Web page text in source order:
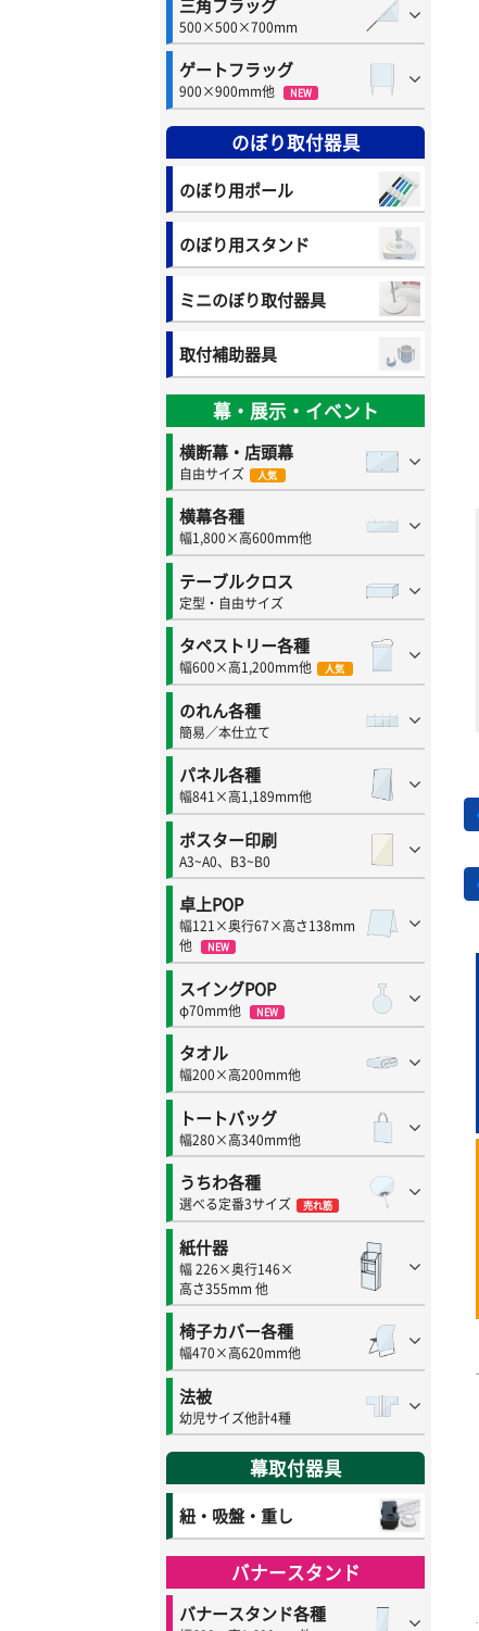
三角フラッグ
500×500×700mm
ゲートフラッグ
900×900mm他 NEW
のぼり取付器具
のぼり用ポール
のぼり用スタンド
ミニのぼり取付器具
取付補助器具
幕・展示・イベント
横断幕・店頭幕
自由サイズ 人気
横幕各種
幅1,800×高600mm他
テーブルクロス
定型・自由サイズ
タペストリー各種
幅600×高1,200mm他 人気
のれん各種
簡易／本仕立て
パネル各種
幅841×高1,189mm他
ポスター印刷
A3~A0、B3~B0
卓上POP
幅121×奥行67×高さ138mm
他
NEW
スイングPOP
φ70mm他 NEW
タオル
幅200×高200mm他
トートバッグ
幅280×高340mm他
うちわ各種
選べる定番3サイズ 売れ筋
紙什器
幅 226×奥行146×
高さ355mm 他
椅子カバー各種
幅470×高620mm他
法被
幼児サイズ他計4種
幕取付器具
紐・吸盤・重し
バナースタンド
バナースタンド各種